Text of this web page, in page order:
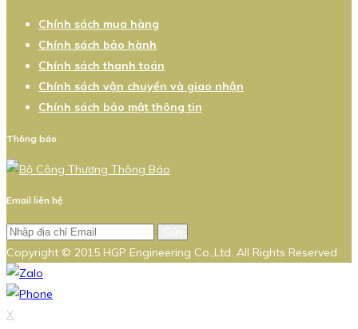
Chính sách mua hàng
Chính sách bảo hành
Chính sách thanh toán
Chính sách vận chuyển và giao nhận
Chính sách bảo mật thông tin
Thông báo
Email liên hệ
Copyright © 2015 HGP Engineering Co.,Ltd. All Rights Reserved
X